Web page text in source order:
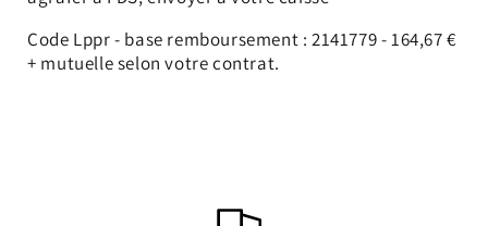
Code Lppr - base remboursement :2141779 - 164,67 €
+ mutuelle selon votre contrat.